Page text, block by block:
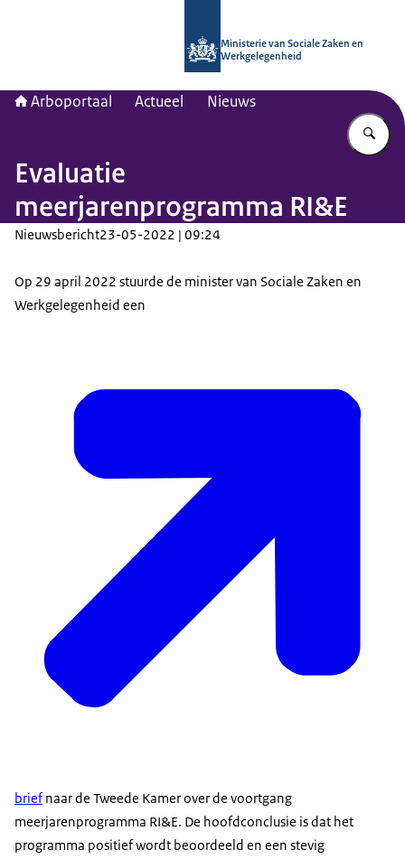
Ministerie van Sociale Zaken en
Werkgelegenheid
Arboportaal Actueel Nieuws
Evaluatie
meerjarenprogramma RI&E
Nieuwsbericht23-05-2022 | 09:24
Op 29 april 2022 stuurde de minister van Sociale Zaken en
Werkgelegenheid een
briefnaar de Tweede Kamer over de voortgang
meerjarenprogramma RI&E. De hoofdconclusie is dat het
programma positief wordt beoordeeld en een stevig